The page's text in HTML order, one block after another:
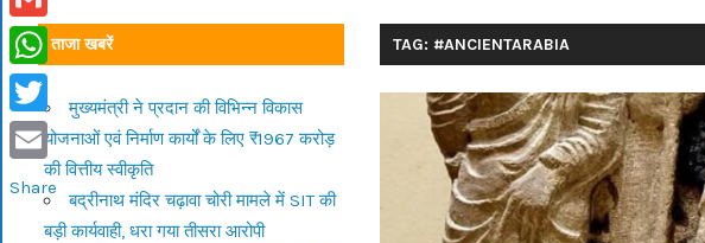
TAG: #ANCIENTARABIA
ताजा खबरें
मुख्यमंत्री ने प्रदान की विभिन्न विकास
योजनाओं एवं निर्माण कार्यों के लिए ₹1967 करोड़
की वित्तीय स्वीकृति
बद्रीनाथ मंदिर चढ़ावा चोरी मामले में SIT की
बड़ी कार्यवाही, धरा गया तीसरा आरोपी
Gmail
WhatsApp
Twitter
Email
Share